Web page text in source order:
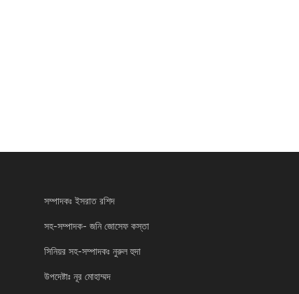
সম্পাদকঃ ইসরাত রশিদ
সহ-সম্পাদক- জনি জোসেফ কস্তা
সিনিয়র সহ-সম্পাদকঃ নুরুল হুদা
উপদেষ্টাঃ নূর মোহাম্মদ